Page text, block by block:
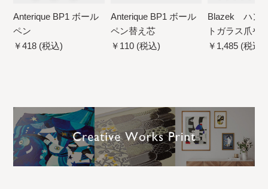
Anterique BP1 ボール
ペン
￥418 (税込)
Anterique BP1 ボール
ペン替え芯
￥110 (税込)
Blazek ハン
トガラス爪や
￥1,485 (税込)